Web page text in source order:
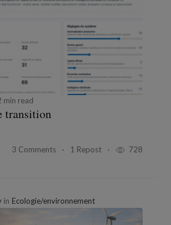
min read
transition
3 Comments 1 Repost 728
in Ecologie/environnement